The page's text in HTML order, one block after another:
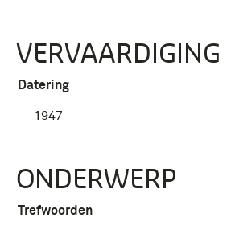
VERVAARDIGING
Datering
1947
ONDERWERP
Trefwoorden